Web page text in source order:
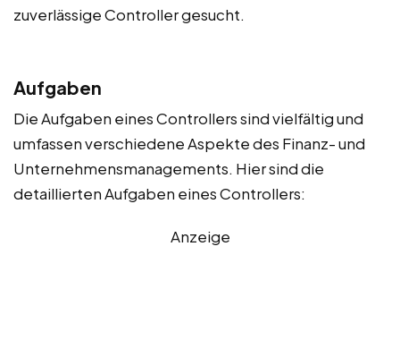
zuverlässige Controller gesucht.
Aufgaben
Die Aufgaben eines Controllers sind vielfältig und
umfassen verschiedene Aspekte des Finanz- und
Unternehmensmanagements. Hier sind die
detaillierten Aufgaben eines Controllers:
Anzeige